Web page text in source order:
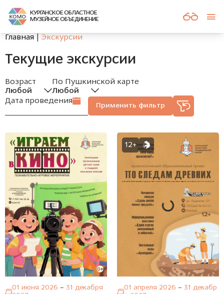
КУРГАНСКОЕ ОБЛАСТНОЕ
МУЗЕЙНОЕ ОБЪЕДИНЕНИЕ
Главная Экскурсии
текущие экскурсии
Возраст
Любой
По Пушкинской карте
Любой
Дата проведения
Применить фильтр
01 июня 2026 – 31 декабря
12+
01 апреля 2026 – 31 декабр